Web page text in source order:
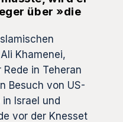
über »die
Khamenei,
in Teheran
Besuch von US-
Israel und
vor der Knesset